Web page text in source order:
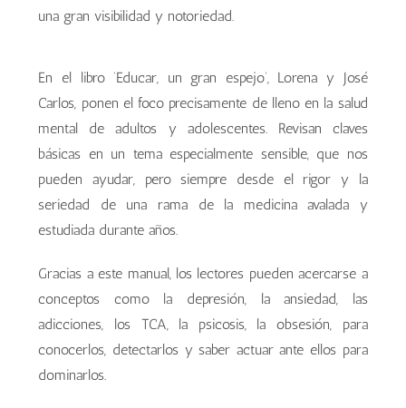
una gran visibilidad y notoriedad.
En el libro ‘Educar, un gran espejo’, Lorena y José
Carlos, ponen el foco precisamente de lleno en la salud
mental de adultos y adolescentes. Revisan claves
básicas en un tema especialmente sensible, que nos
pueden ayudar, pero siempre desde el rigor y la
seriedad de una rama de la medicina avalada y
estudiada durante años.
Gracias a este manual, los lectores pueden acercarse a
conceptos como la depresión, la ansiedad, las
adicciones, los TCA, la psicosis, la obsesión, para
conocerlos, detectarlos y saber actuar ante ellos para
dominarlos.